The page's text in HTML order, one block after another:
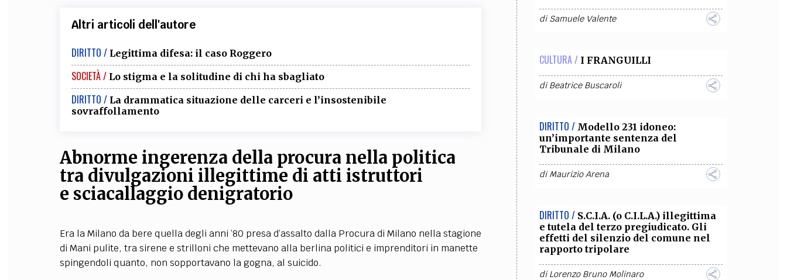
Altri articoli dell'autore
DIRITTO / Legittima difesa: il caso Roggero
SOCIETÀ / Lo stigma e la solitudine di chi ha sbagliato
DIRITTO / La drammatica situazione delle carceri e l’insostenibile
sovraffollamento
Abnorme ingerenza della procura nella politica
tra divulgazioni illegittime di atti istruttori
e sciacallaggio denigratorio
Era la Milano da bere quella degli anni ’80 presa d’assalto dalla Procura di Milano nella stagione
di Mani pulite, tra sirene e strilloni che mettevano alla berlina politici e imprenditori in manette
spingendoli quanto, non sopportavano la gogna, al suicido.
diSamuele Valente
CULTURA / I FRANGUILLI
diBeatrice Buscaroli
DIRITTO / Modello 231 idoneo:
un’importante sentenza del
Tribunale di Milano
diMaurizio Arena
DIRITTO / S.C.I.A. (o C.I.L.A.) illegittima
e tutela del terzo pregiudicato. Gli
effetti del silenzio del comune nel
rapporto tripolare
diLorenzo Bruno Molinaro